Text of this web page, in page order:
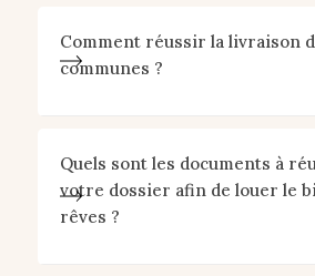
Comment réussir la livraison
communes ?
Quels sont les documents à
votre dossier afin de louer le
rêves ?